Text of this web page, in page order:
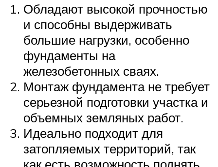
Обладают высокой прочностью
и способны выдерживать
большие нагрузки, особенно
фундаменты на
железобетонных сваях.
Монтаж фундамента не требует
серьезной подготовки участка и
объемных земляных работ.
Идеально подходит для
затопляемых территорий, так